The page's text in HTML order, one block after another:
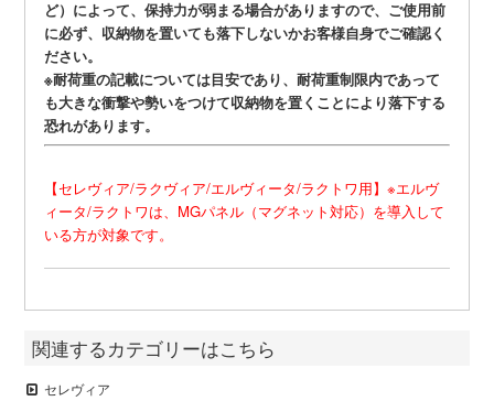
ど）によって、保持力が弱まる場合がありますので、ご使用前
に必ず、収納物を置いても落下しないかお客様自身でご確認く
ださい。
※耐荷重の記載については目安であり、耐荷重制限内であって
も大きな衝撃や勢いをつけて収納物を置くことにより落下する
恐れがあります。
【セレヴィア/ラクヴィア/エルヴィータ/ラクトワ用】※エルヴ
ィータ/ラクトワは、MGパネル（マグネット対応）を導入して
いる方が対象です。
関連するカテゴリーはこちら
セレヴィア